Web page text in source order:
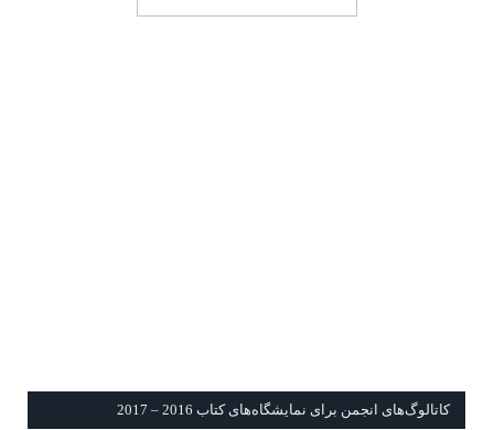
كاتالوگ‌های انجمن برای نمايشگاه‌های كتاب 2016 – 2017